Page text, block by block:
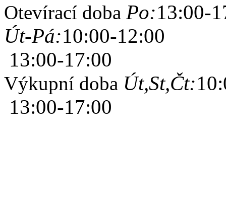
Otevírací doba Po:13:00-
Út-Pá:10:00-12:00
13:00-17:00
Výkupní doba Út,St,Čt:
13:00-17:00